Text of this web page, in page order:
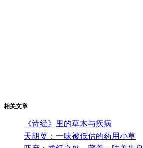
相关文章
《诗经》里的草木与疾病
天胡荽：一味被低估的药用小草